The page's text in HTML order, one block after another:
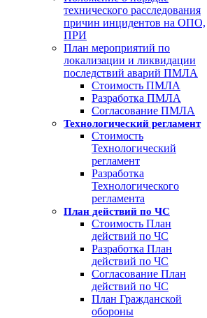
технического расследования
причин инцидентов на ОПО,
ПРИ
План мероприятий по
локализации и ликвидации
последствий аварий ПМЛА
Стоимость ПМЛА
Разработка ПМЛА
Согласование ПМЛА
Технологический регламент
Стоимость
Технологический
регламент
Разработка
Технологического
регламента
План действий по ЧС
Стоимость План
действий по ЧС
Разработка План
действий по ЧС
Согласование План
действий по ЧС
План Гражданской
обороны